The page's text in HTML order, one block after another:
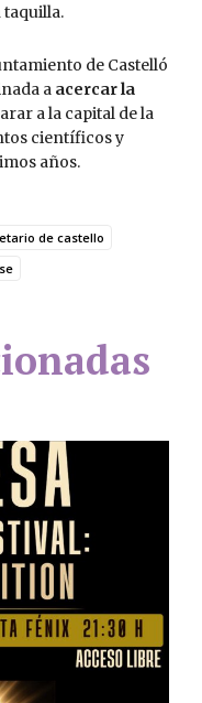
taquilla.
de Castelló
a acercar la
a la capital de la
científicos y
años.
de castello